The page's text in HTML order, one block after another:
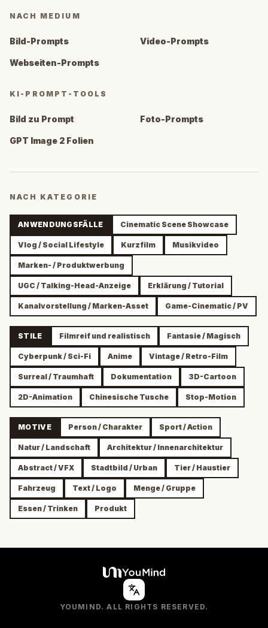
NACH MEDIUM
Bild-Prompts Video-Prompts
Webseiten-Prompts
KI-PROMPT-TOOLS
Bild zu Prompt Foto-Prompts
GPT Image 2 Folien
NACH KATEGORIE
ANWENDUNGSFÄLLE Cinematic Scene Showcase
Vlog / Social Lifestyle Kurzfilm Musikvideo
Marken- / Produktwerbung
UGC / Talking-Head-Anzeige Erklärung / Tutorial
Kanalvorstellung / Marken-Asset Game-Cinematic / PV
STILE Filmreif und realistisch Fantasie / Magisch
Cyberpunk / Sci-Fi Anime Vintage / Retro-Film
Surreal / Traumhaft Dokumentation 3D-Cartoon
2D-Animation Chinesische Tusche Stop-Motion
MOTIVE Person / Charakter Sport / Action
Natur / Landschaft Architektur / Innenarchitektur
Abstract / VFX Stadtbild / Urban Tier / Haustier
Fahrzeug Text / Logo Menge / Gruppe
Essen / Trinken Produkt
YOUMIND. ALL RIGHTS RESERVED.